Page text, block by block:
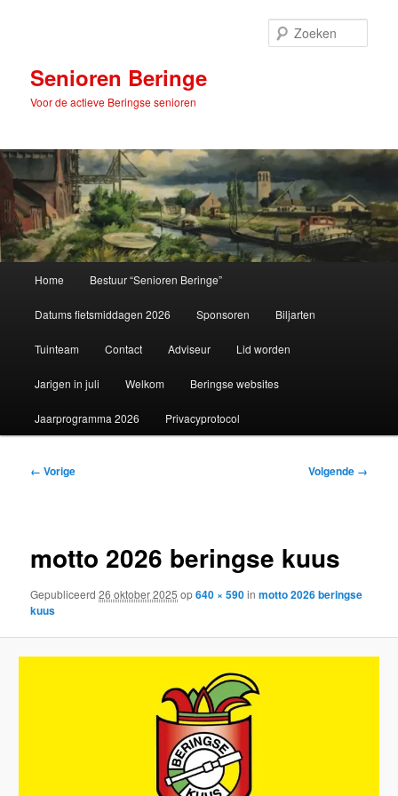
inhoudSenioren Beringe
Voor de actieve Beringse senioren
Home Bestuur “Senioren Beringe”
Datums fietsmiddagen 2026 Sponsoren Biljarten
Tuinteam Contact Adviseur Lid worden
Jarigen in juli Welkom Beringse websites
Jaarprogramma 2026 Privacyprotocol
Afbeeldingsnavigatie
← Vorige Volgende →
motto 2026 beringse kuus
Gepubliceerd26 oktober 2025 op640 × 590inmotto 2026 beringse
kuus